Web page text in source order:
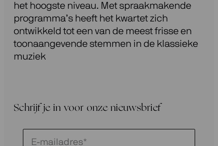
het hoogste niveau. Met spraakmakende
programma’s heeft het kwartet zich
ontwikkeld tot een van de meest frisse en
toonaangevende stemmen in de klassieke
muziek
Schrijf je in voor onze nieuwsbrief
Schrijf